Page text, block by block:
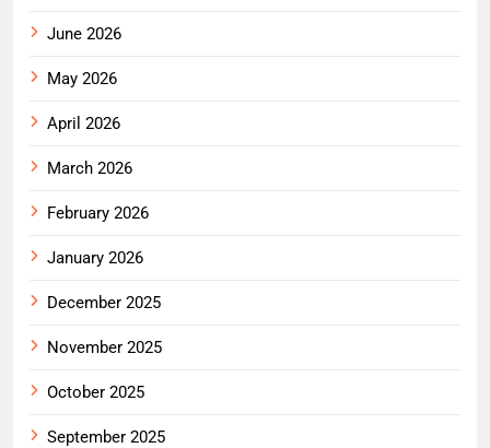
June 2026
May 2026
April 2026
March 2026
February 2026
January 2026
December 2025
November 2025
October 2025
September 2025